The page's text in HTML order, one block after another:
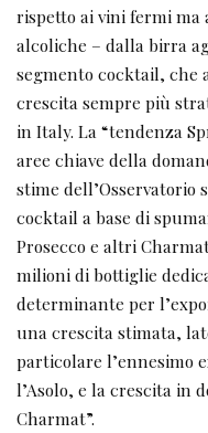
rispetto ai vini fermi ma
alcoliche – dalla birra
segmento cocktail, che
crescita sempre più
in Italy. La “tendenza
aree chiave della
stime dell’Osservatorio
cocktail a base di
Prosecco e altri
milioni di bottiglie
determinante per
una crescita stimata,
particolare l’ennesimo
l’Asolo, e la crescita in
Charmat”.